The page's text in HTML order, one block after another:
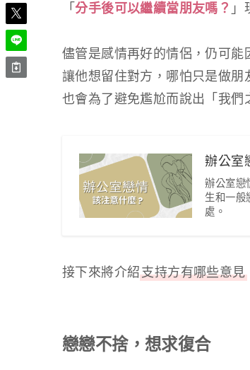
「分手後可以繼續當朋友嗎？ 」
儘管是感情再好的情侶，仍可
讓他想留住對方，哪怕只是做朋
也會為了避免尷尬而說出「我們
辦公室
辦公室戀
生和一般
處。
接下來將介紹支持方有哪些意見
戀戀不捨，想求復合